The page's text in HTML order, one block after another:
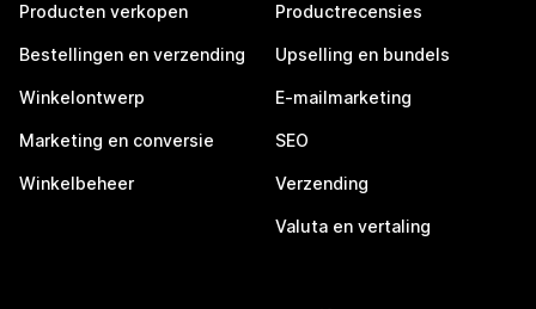
Producten verkopen
Bestellingen en verzending
Winkelontwerp
Marketing en conversie
Winkelbeheer
Productrecensies
Upselling en bundels
E-mailmarketing
SEO
Verzending
Valuta en vertaling